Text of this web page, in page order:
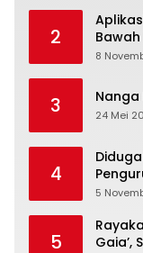
2
8
3 Nanga
24 Mei
4
Polisi
5
5
Gaia’,